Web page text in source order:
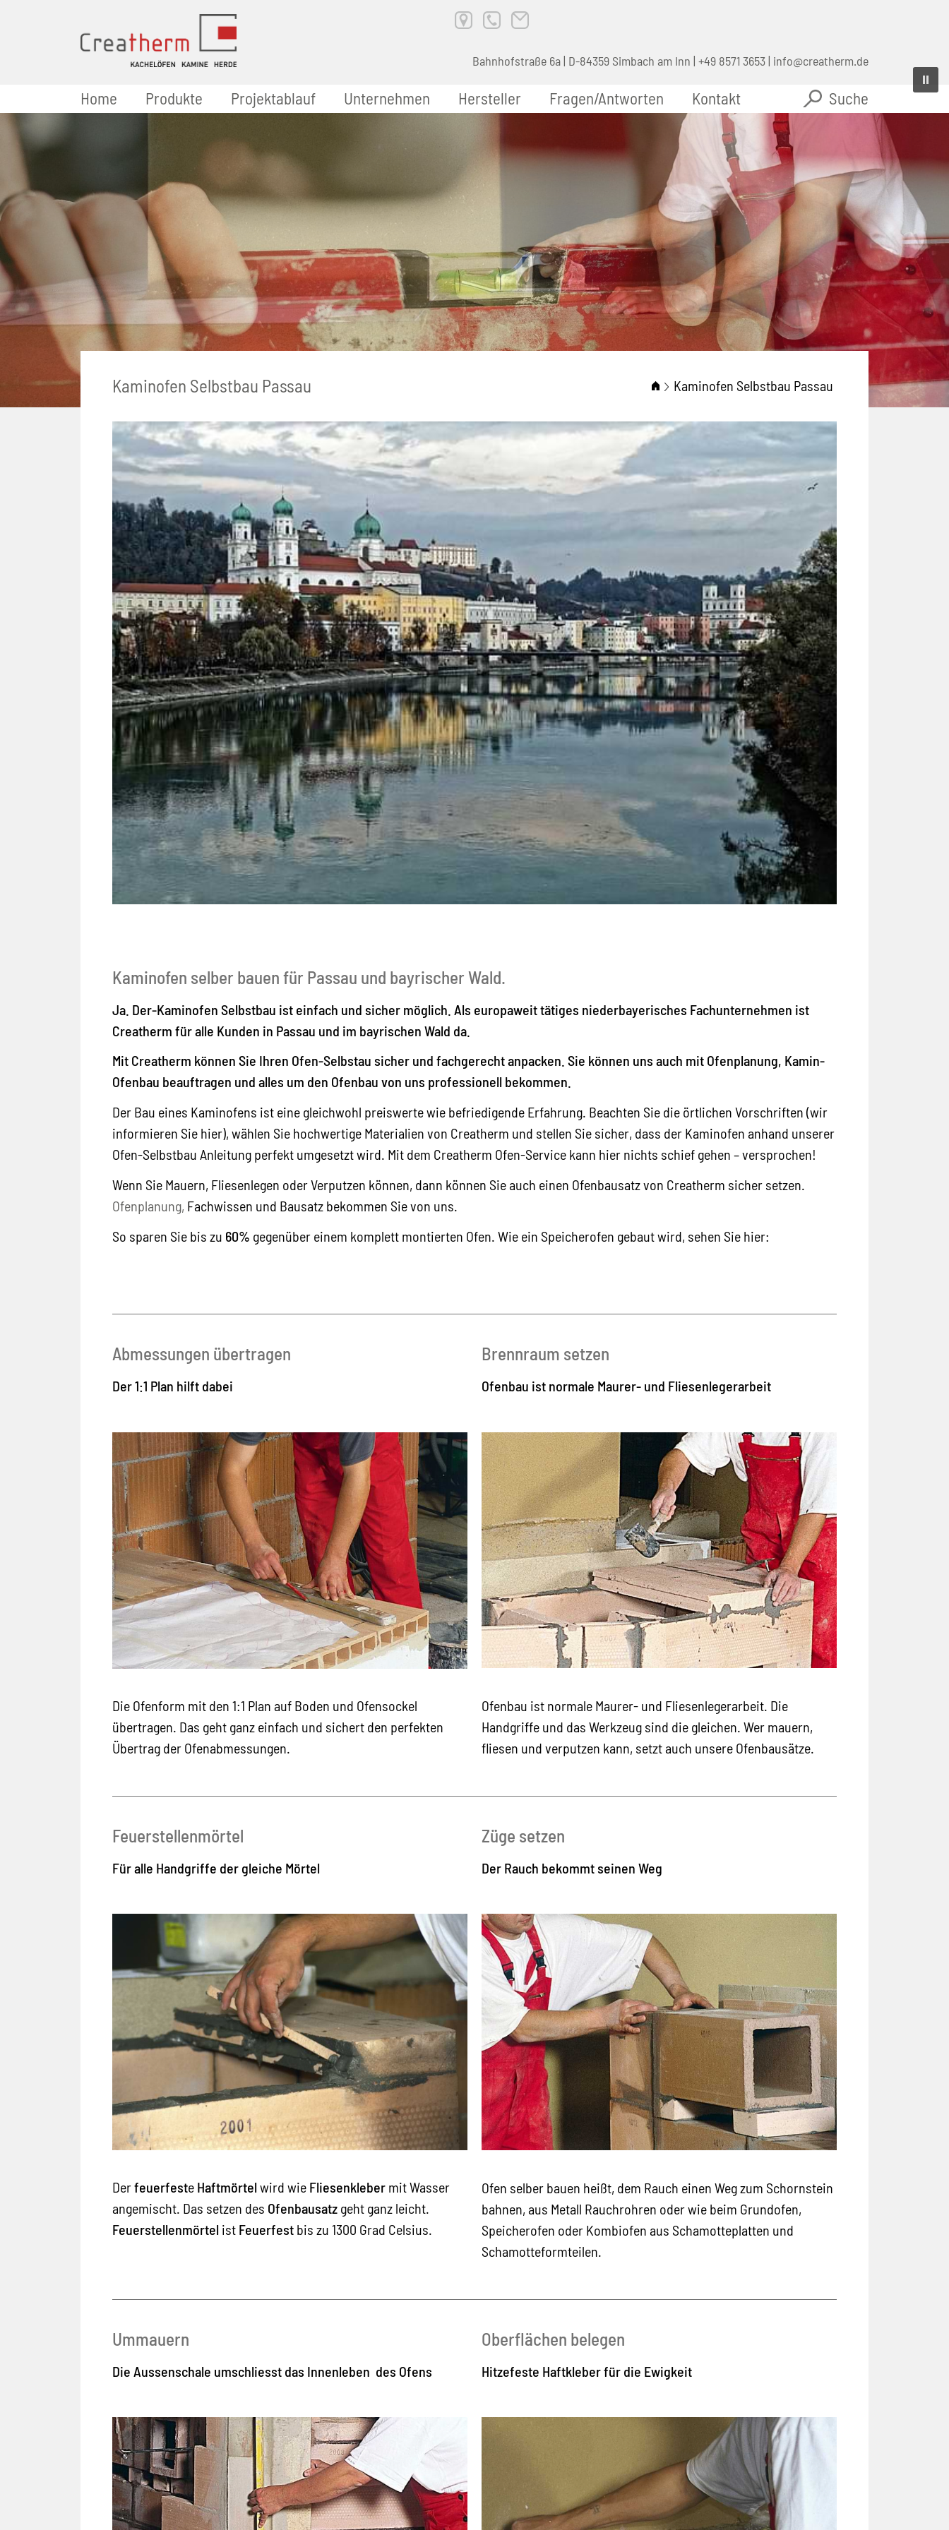
Bahnhofstraße 6a | D-84359 Simbach am Inn | +49 8571 3653| info@creatherm.de
Home Produkte Projektablauf Unternehmen Hersteller Fragen/Antworten Kontakt Suche
Kaminofen Selbstbau Passau Kaminofen Selbstbau Passau
Kaminofen selber bauen für Passau und bayrischer Wald.
Ja. Der-Kaminofen Selbstbau ist einfach und sicher möglich. Als europaweit tätiges niederbayerisches Fachunternehmen ist
Creatherm für alle Kunden in Passau und im bayrischen Wald da.
Mit Creatherm können Sie Ihren Ofen-Selbstau sicher und fachgerecht anpacken. Sie können uns auch mit Ofenplanung, Kamin-
Ofenbau beauftragen und alles um den Ofenbau von uns professionell bekommen.
Der Bau eines Kaminofens ist eine gleichwohl preiswerte wie befriedigende Erfahrung. Beachten Sie die örtlichen Vorschriften (wir
informieren Sie hier), wählen Sie hochwertige Materialien von Creatherm und stellen Sie sicher, dass der Kaminofen anhand unserer
Ofen-Selbstbau Anleitung perfekt umgesetzt wird. Mit dem Creatherm Ofen-Service kann hier nichts schief gehen – versprochen!
Wenn Sie Mauern, Fliesenlegen oder Verputzen können, dann können Sie auch einen Ofenbausatz von Creatherm sicher setzen.
Ofenplanung, Fachwissen und Bausatz bekommen Sie von uns.
So sparen Sie bis zu 60% gegenüber einem komplett montierten Ofen. Wie ein Speicherofen gebaut wird, sehen Sie hier:
Abmessungen übertragen
Der 1:1 Plan hilft dabei
Die Ofenform mit den 1:1 Plan auf Boden und Ofensockel
übertragen. Das geht ganz einfach und sichert den perfekten
Übertrag der Ofenabmessungen.
Brennraum setzen
Ofenbau ist normale Maurer- und Fliesenlegerarbeit
Ofenbau ist normale Maurer- und Fliesenlegerarbeit. Die
Handgriffe und das Werkzeug sind die gleichen. Wer mauern,
fliesen und verputzen kann, setzt auch unsere Ofenbausätze.
Feuerstellenmörtel
Für alle Handgriffe der gleiche Mörtel
Derfeuerfeste Haftmörtelwird wie Fliesenkleber mit Wasser
angemischt. Das setzen des Ofenbausatz geht ganz leicht.
Feuerstellenmörtel ist Feuerfest bis zu 1300 Grad Celsius.
Züge setzen
Der Rauch bekommt seinen Weg
Ofen selber bauen heißt, dem Rauch einen Weg zum Schornstein
bahnen, aus Metall Rauchrohren oder wie beim Grundofen,
Speicherofen oder Kombiofen aus Schamotteplatten und
Schamotteformteilen.
Ummauern
Die Aussenschale umschliesst das Innenleben des Ofens
Oberflächen belegen
Hitzefeste Haftkleber für die Ewigkeit